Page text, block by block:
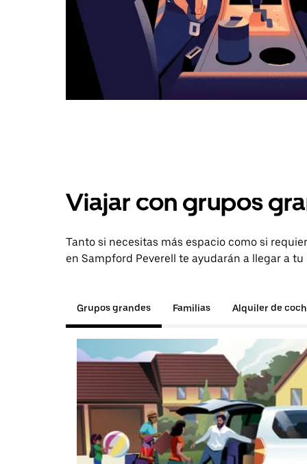
Viajar con grupos
Tanto si necesitas más espacio como si
en Sampford Peverell te ayudarán a llegar a
Grupos grandes Familias Alquiler de